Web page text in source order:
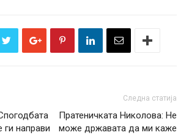
ги направи
Следна статија
Пратеничката Николова: Не
може државата да ми каже